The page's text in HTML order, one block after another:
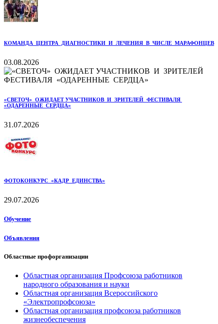
КОМАНДА ЦЕНТРА ДИАГНОСТИКИ И ЛЕЧЕНИЯ В ЧИСЛЕ МАРАФОНЦЕВ
03.08.2026
«СВЕТОЧ» ОЖИДАЕТ УЧАСТНИКОВ И ЗРИТЕЛЕЙ ФЕСТИВАЛЯ
«ОДАРЕННЫЕ СЕРДЦА»
31.07.2026
ФОТОКОНКУРС «КАДР ЕДИНСТВА»
29.07.2026
Обучение
Объявления
Областные профорганизации
Областная организация Профсоюза работников
народного образования и науки
Областная организация Всероссийского
«Электропрофсоюза»
Областная организация профсоюза работников
жизнеобеспечения